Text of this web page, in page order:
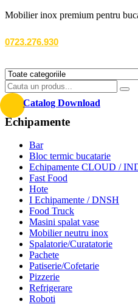
Mobilier inox premium pentru
0723.276.930
Catalog Download
Echipamente
Bar
Bloc termic bucatarie
Echipamente CLOUD /
Fast Food
Hote
I Echipamente / DNSH
Food Truck
Masini spalat vase
Mobilier neutru inox
Spalatorie/Curatatorie
Pachete
Patiserie/Cofetarie
Pizzerie
Refrigerare
Roboti